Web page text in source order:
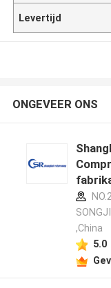
Levertijd
ONGEVEER ONS
,China
5.0